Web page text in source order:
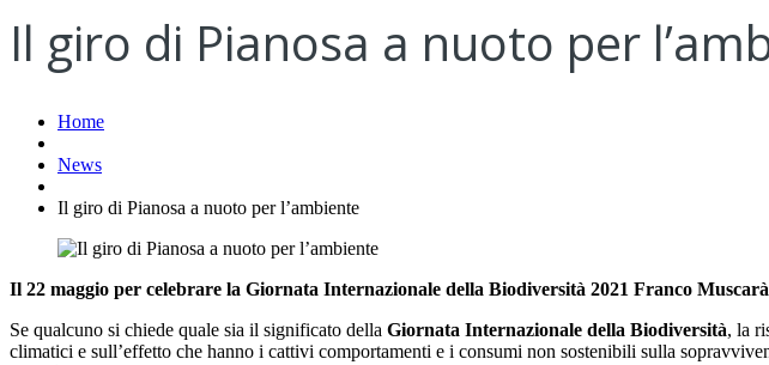
Il giro di Pianosa a nuoto per
Home
News
Il giro di Pianosa a nuoto per l’ambiente
Il 22 maggio per celebrare la Giornata Internazionale della Biodiversità 2021 Franco
Se qualcuno si chiede quale sia il significato della Giornata Internazionale della Biodiversità, la
climatici e sull’effetto che hanno i cattivi comportamenti e i consumi non sostenibili sulla